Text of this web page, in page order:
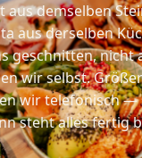
aus demselben
aus derselben
geschnitten, nicht
wir selbst.
wir telefonisch —
steht alles fertig